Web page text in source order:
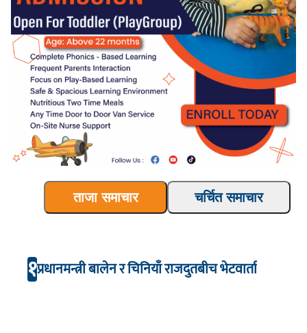
ताजा समाचार चर्चित समाचार
१प्रधानमन्त्री बालेन र चिनियाँ राजदुतबीच भेटवार्ता